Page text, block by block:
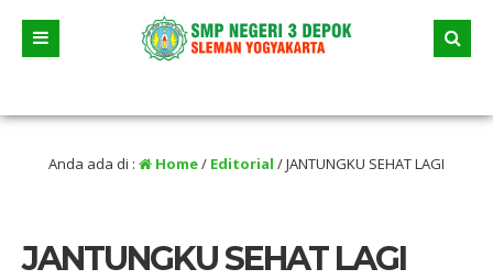
Anda ada di : Home/ Editorial /JANTUNGKU SEHAT LAGI
JANTUNGKU SEHAT LAGI